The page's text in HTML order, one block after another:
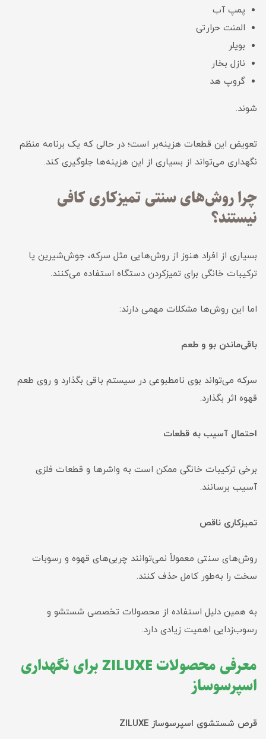
پمپ آب
المنت حرارتی
بویلر
نازل بخار
گروپ هد
شوند.
تعویض این قطعات هزینه‌بر است؛ در حالی که یک برنامه منظم
نگهداری می‌تواند از بسیاری از این هزینه‌ها جلوگیری کند.
چرا روش‌های سنتی تمیزکاری کافی
نیستند؟
بسیاری از افراد هنوز از روش‌هایی مثل سرکه، جوش‌شیرین یا
ترکیبات خانگی برای تمیزکردن دستگاه استفاده می‌کنند.
اما این روش‌ها مشکلات مهمی دارند:
باقی‌ماندن بو و طعم
سرکه می‌تواند بوی نامطبوعی در سیستم باقی بگذارد و روی طعم
قهوه اثر بگذارد.
احتمال آسیب به قطعات
برخی ترکیبات خانگی ممکن است به واشرها و قطعات فلزی
آسیب برسانند.
تمیزکاری ناقص
روش‌های سنتی معمولاً نمی‌توانند چربی‌های قهوه و رسوبات
سخت را به‌طور کامل حذف کنند.
به همین دلیل استفاده از محصولات تخصصی شستشو و
رسوب‌زدایی اهمیت زیادی دارد.
معرفی محصولات ZILUXE برای نگهداری
اسپرسوساز
قرص شستشوی اسپرسوساز ZILUXE